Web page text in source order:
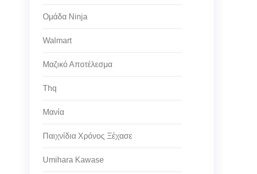
Ομάδα Ninja
Walmart
Μαζικό Αποτέλεσμα
Thq
Μανία
Παιχνίδια Χρόνος Ξέχασε
Umihara Kawase